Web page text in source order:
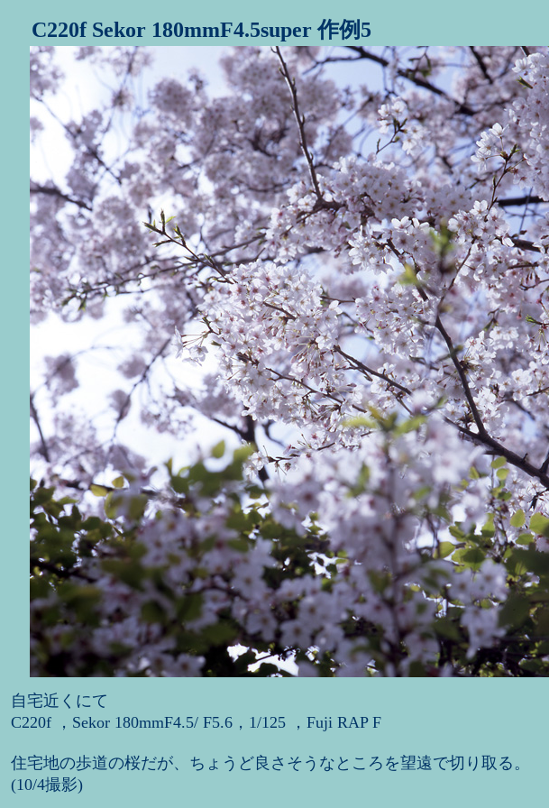
C220f Sekor 180mmF4.5super 作例5
自宅近くにて
C220f ，Sekor 180mmF4.5/ F5.6，1/125 ，Fuji RAP F
住宅地の歩道の桜だが、ちょうど良さそうなところを望遠で切り取る。
(10/4撮影)